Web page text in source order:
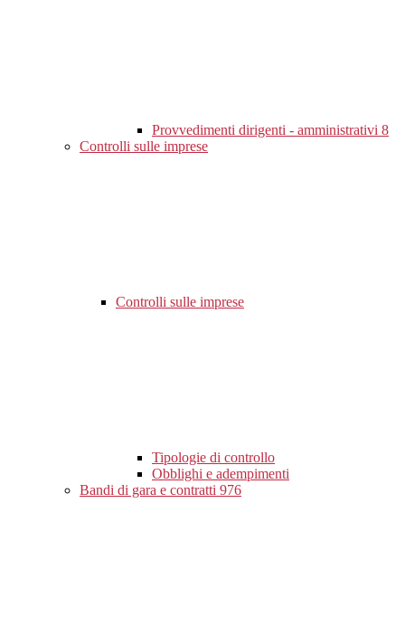
Provvedimenti dirigenti - amministrativi 8
Controlli sulle imprese
Controlli sulle imprese
Tipologie di controllo
Obblighi e adempimenti
Bandi di gara e contratti 976